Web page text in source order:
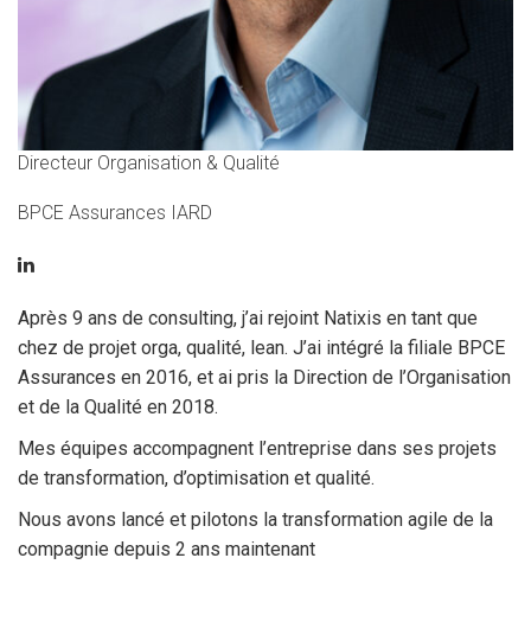
Directeur Organisation & Qualité
BPCE Assurances IARD
Après 9 ans de consulting, j’ai rejoint Natixis en tant que
chez de projet orga, qualité, lean. J’ai intégré la filiale BPCE
Assurances en 2016, et ai pris la Direction de l’Organisation
et de la Qualité en 2018.
Mes équipes accompagnent l’entreprise dans ses projets
de transformation, d’optimisation et qualité.
Nous avons lancé et pilotons la transformation agile de la
compagnie depuis 2 ans maintenant